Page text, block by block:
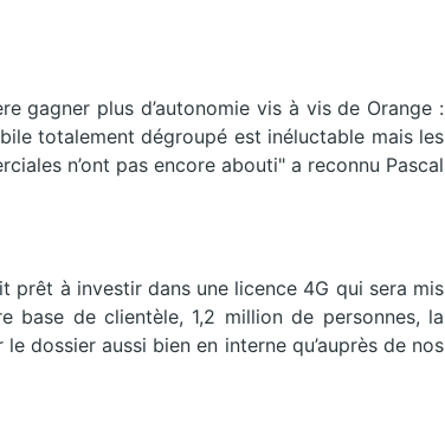
gagner plus d’autonomie vis à vis de Orange :
totalement dégroupé est inéluctable mais les
n’ont pas encore abouti" a reconnu Pascal
prêt à investir dans une licence 4G qui sera mis
base de clientèle, 1,2 million de personnes, la
dossier aussi bien en interne qu’auprès de nos